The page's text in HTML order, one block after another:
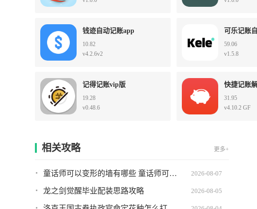
钱迹自动记账app
10.82
v4.2.6v2
可乐记账
59.06
v1.5.8
记得记账vip版
19.28
v0.48.6
快捷记账
31.95
v4.10.2 GF
相关攻略 更多+
童话师可以变形的墙有哪些 童话师可以变形的墙推荐 2026-08-07
龙之剑觉醒毕业配装思路攻略 2026-08-05